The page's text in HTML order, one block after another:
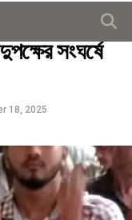
সংঘর্ষে
18, 2025